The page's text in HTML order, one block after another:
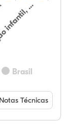
Brasil
…
Notas Técnicas